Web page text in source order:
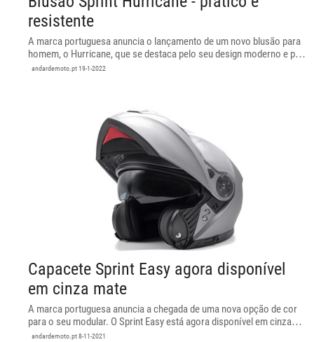
resistente
A marca portuguesa anuncia o lançamento de um novo blusão para
homem, o Hurricane, que se destaca pelo seu design moderno e pela
excelente relação qualidade preço.
andardemoto.pt19-1-2022
Capacete Sprint Easy agora disponível
em cinza mate
A marca portuguesa anuncia a chegada de uma nova opção de cor
para o seu modular. O Sprint Easy está agora disponível em cinza
mate.
andardemoto.pt8-11-2021